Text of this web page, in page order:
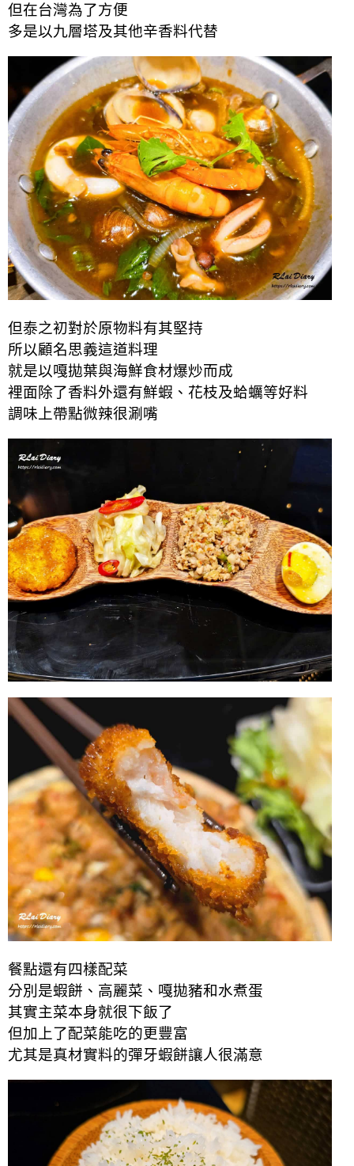
但在台灣為了方便
多是以九層塔及其他辛香料代替
但泰之初對於原物料有其堅持
所以顧名思義這道料理
就是以嘎拋葉與海鮮食材爆炒而成
裡面除了香料外還有鮮蝦、花枝及蛤蠣等好料
調味上帶點微辣很涮嘴
餐點還有四樣配菜
分別是蝦餅、高麗菜、嘎拋豬和水煮蛋
其實主菜本身就很下飯了
但加上了配菜能吃的更豐富
尤其是真材實料的彈牙蝦餅讓人很滿意